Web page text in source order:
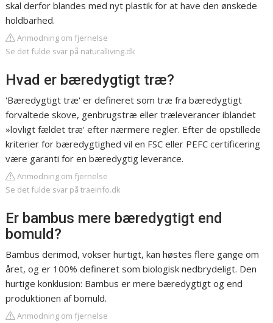
skal derfor blandes med nyt plastik for at have den ønskede
holdbarhed.
Anmodning om fjernelse
Se det fulde svar på naturalliving.dk
Hvad er bæredygtigt træ?
'Bæredygtigt træ' er defineret som træ fra bæredygtigt
forvaltede skove, genbrugstræ eller træleverancer iblandet
»lovligt fældet træ' efter nærmere regler. Efter de opstillede
kriterier for bæredygtighed vil en FSC eller PEFC certificering
være garanti for en bæredygtig leverance.
Anmodning om fjernelse
Se det fulde svar på traeinfo.dk
Er bambus mere bæredygtigt end
bomuld?
Bambus derimod, vokser hurtigt, kan høstes flere gange om
året, og er 100% defineret som biologisk nedbrydeligt. Den
hurtige konklusion: Bambus er mere bæredygtigt og end
produktionen af bomuld.
Anmodning om fjernelse